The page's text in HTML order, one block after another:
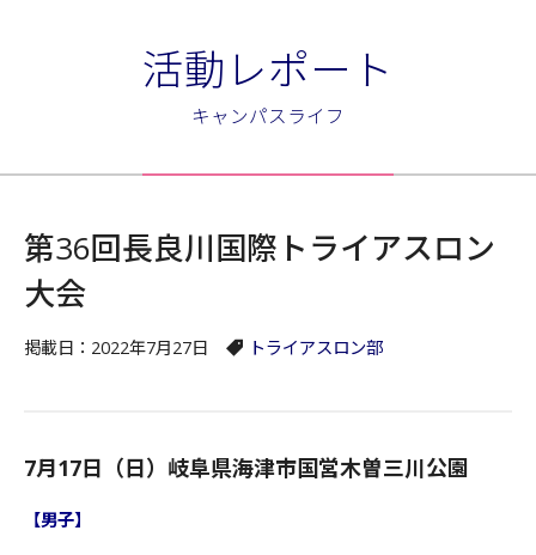
活動レポート
キャンパスライフ
第36回長良川国際トライアスロン
大会
掲載日：2022年7月27日 トライアスロン部
7月17日（日）岐阜県海津市国営木曽三川公園
【男子】